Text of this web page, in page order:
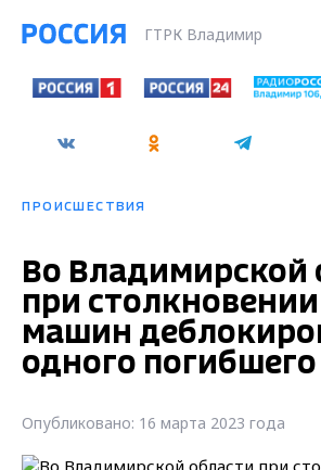
ГТРК Владимир
ПРОИСШЕСТВИЯ
Во Владимирской
при
машин
одного погибшего
Опубликовано: 16 марта 2023 года